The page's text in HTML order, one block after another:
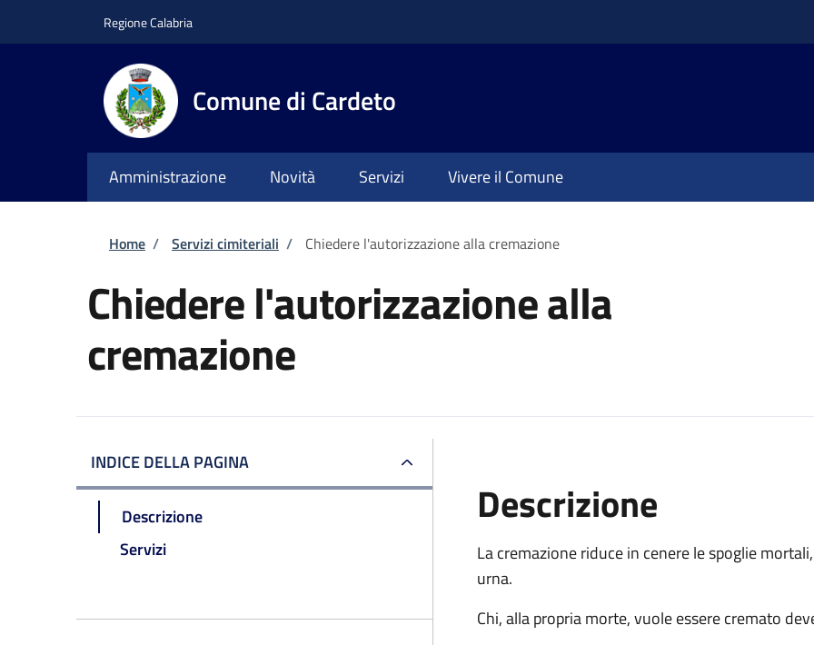
Regione Calabria
Comune di Cardeto
Amministrazione Novità Servizi Vivere il Comune
Briciole di pane
Home / Servizi cimiteriali / Chiedere l'autorizzazione alla cremazione
Chiedere l'autorizzazione alla
cremazione
INDICE DELLA PAGINA
Descrizione
Servizi
Descrizione
La cremazione riduce in cenere le spoglie
urna.
Chi, alla propria morte, vuole essere cremato